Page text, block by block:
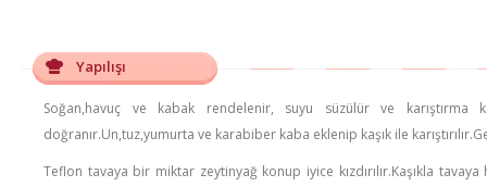
Yapılışı
Soğan,havuç ve kabak rendelenir, suyu süzülür ve karıştırma
doğranır.Un,tuz,yumurta ve karabiber kaba eklenip kaşık ile
Teflon tavaya bir miktar zeytinyağ konup iyice kızdırılır.Kaşıkla